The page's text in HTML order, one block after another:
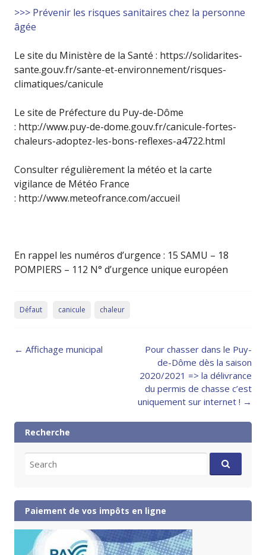
>>> Prévenir les risques sanitaires chez la personne
âgée
Le site du Ministère de la Santé : https://solidarites-
sante.gouv.fr/sante-et-environnement/risques-
climatiques/canicule
Le site de Préfecture du Puy-de-Dôme
: http://www.puy-de-dome.gouv.fr/canicule-fortes-
chaleurs-adoptez-les-bons-reflexes-a4722.html
Consulter régulièrement la météo et la carte
vigilance de Météo France
: http://www.meteofrance.com/accueil
En rappel les numéros d’urgence : 15 SAMU – 18
POMPIERS – 112 N° d’urgence unique européen
Défaut canicule chaleur
Post
← Affichage municipal
Pour chasser dans le Puy-
de-Dôme dès la saison
2020/2021 => la délivrance
du permis de chasse c’est
uniquement sur internet ! →
Recherche
for:
Paiement de vos impôts en ligne